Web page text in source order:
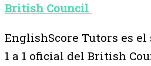
British Council
EnglishScore Tutors es
1 a 1 oficial del British